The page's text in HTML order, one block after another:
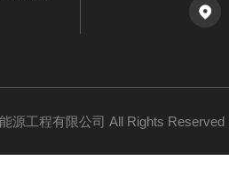
源工程有限公司 All Rights